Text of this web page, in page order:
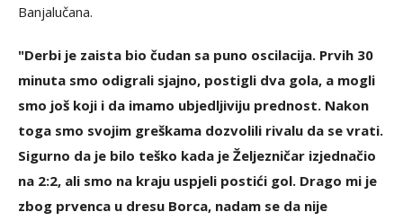
Banjalučana.
"Derbi je zaista bio čudan sa puno oscilacija. Prvih 30
minuta smo odigrali sjajno, postigli dva gola, a mogli
smo još koji i da imamo ubjedljiviju prednost. Nakon
toga smo svojim greškama dozvolili rivalu da se vrati.
Sigurno da je bilo teško kada je Željezničar izjednačio
na 2:2, ali smo na kraju uspjeli postići gol. Drago mi je
zbog prvenca u dresu Borca, nadam se da nije